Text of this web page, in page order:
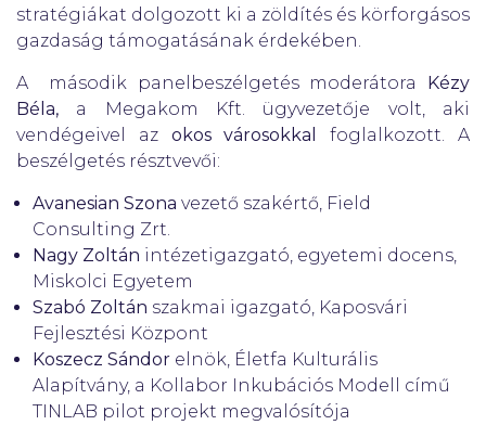
stratégiákat dolgozott ki a zöldítés és körforgásos
gazdaság támogatásának érdekében.
A második panelbeszélgetés moderátora Kézy
Béla, a Megakom Kft. ügyvezetője
volt, aki
vendégeivel az okos városokkalfoglalkozott. A
beszélgetés résztvevői:
Avanesian Szona vezető szakértő, Field
Consulting Zrt.
Nagy Zoltán intézetigazgató, egyetemi docens,
Miskolci Egyetem
Szabó Zoltán szakmai igazgató, Kaposvári
Fejlesztési Központ
Koszecz Sándor elnök, Életfa Kulturális
Alapítvány, a Kollabor Inkubációs Modell című
TINLAB pilot projekt megvalósítója